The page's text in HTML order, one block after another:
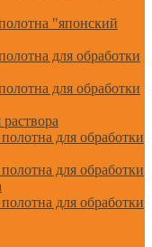
"японский
для обработки
для обработки
для обработки
для обработки
для обработки